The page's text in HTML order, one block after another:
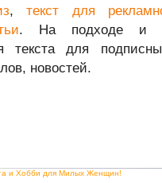
,текст для
. На подходе и
текста для
новостей.